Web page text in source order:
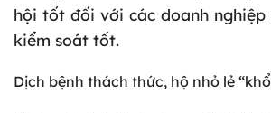
hội tốt đối với các doanh
kiểm soát tốt.
Dịch bệnh thách thức, hộ nhỏ lẻ